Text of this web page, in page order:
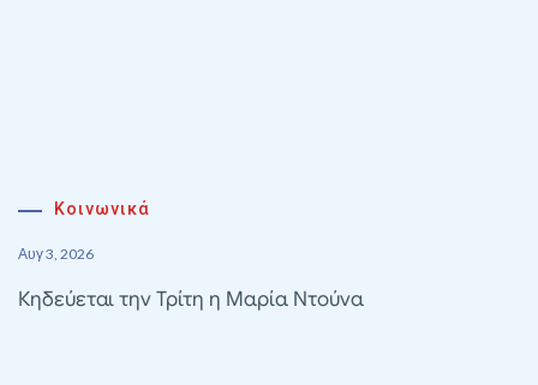
Κοινωνικά
Αυγ 3, 2026
Κηδεύεται την Τρίτη η Μαρία Ντούνα